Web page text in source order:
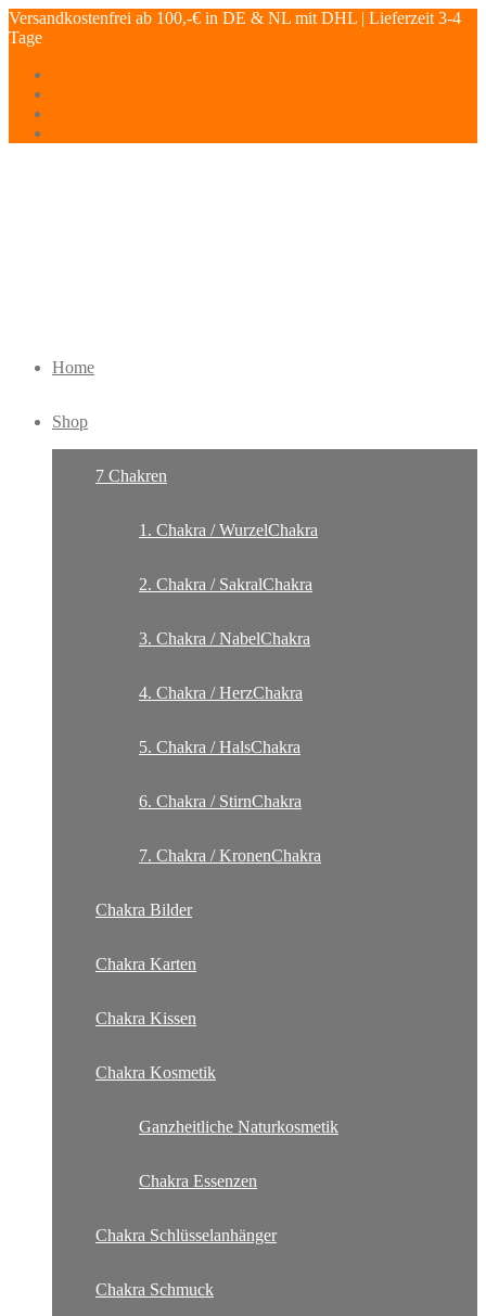
Versandkostenfrei ab 100,-€ in DE & NL mit DHL | Lieferzeit 3-4
Tage
Home
Shop
7 Chakren
1. Chakra / WurzelChakra
2. Chakra / SakralChakra
3. Chakra / NabelChakra
4. Chakra / HerzChakra
5. Chakra / HalsChakra
6. Chakra / StirnChakra
7. Chakra / KronenChakra
Chakra Bilder
Chakra Karten
Chakra Kissen
Chakra Kosmetik
Ganzheitliche Naturkosmetik
Chakra Essenzen
Chakra Schlüsselanhänger
Chakra Schmuck